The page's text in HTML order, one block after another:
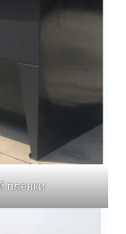
пленки